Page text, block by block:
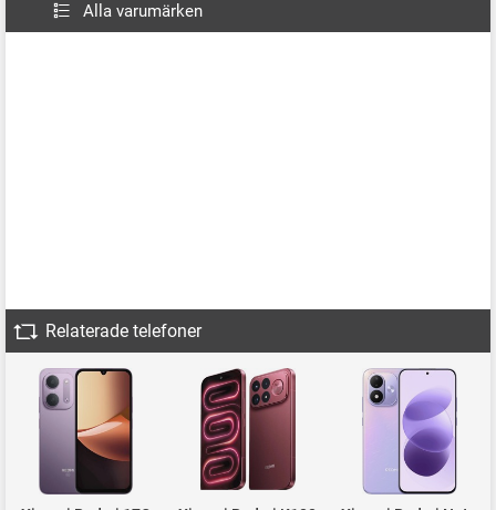
Alla varumärken
Relaterade telefoner